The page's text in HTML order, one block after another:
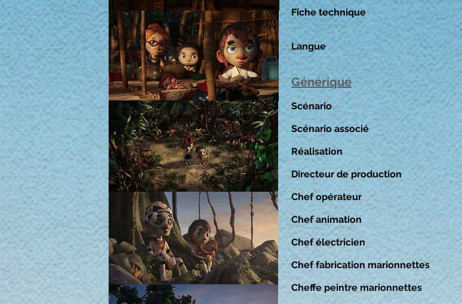
Fiche technique
Langue
Générique
Scénario
Scénario associé
Réalisation
Directeur de production
Chef opérateur
Chef animation
Chef électricien
Chef fabrication marionnettes
Cheffe peintre marionnettes